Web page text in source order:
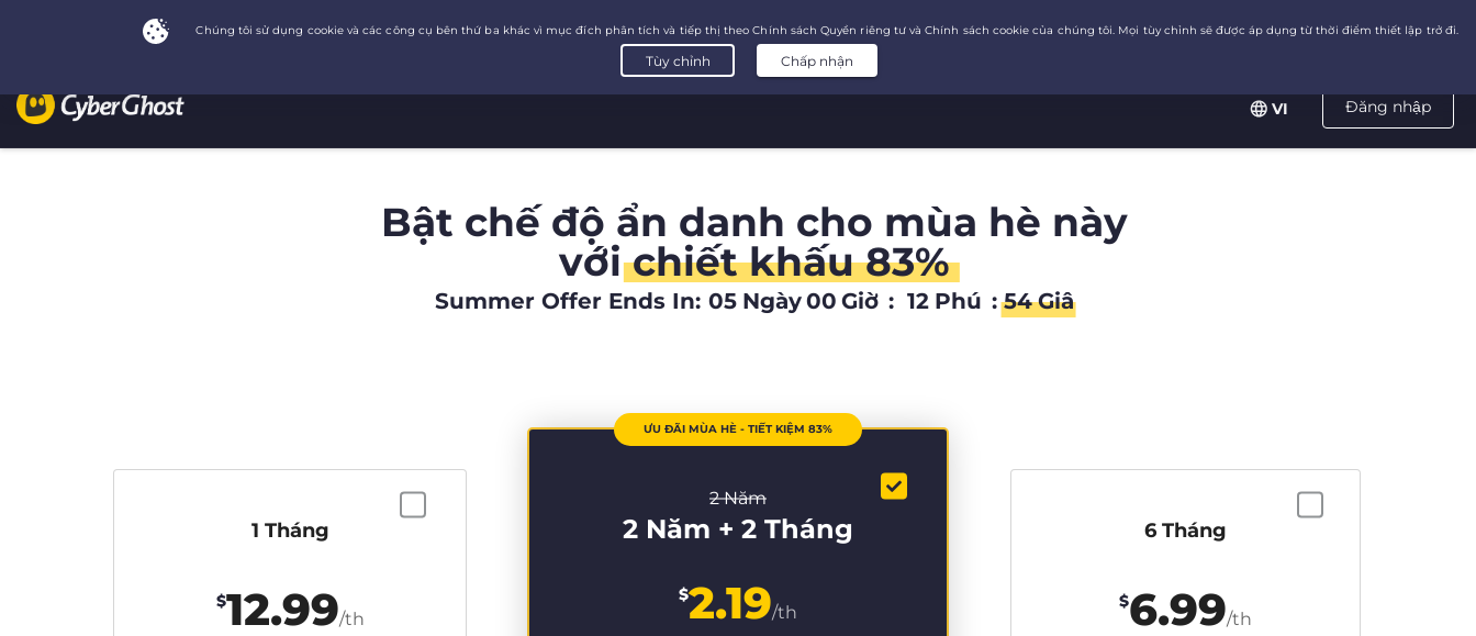
Đăng nhập
VI
Bật chế độ ẩn danh cho mùa hè này
vớichiết khấu 83%
Summer Offer Ends In: 05 Ngày00 Giờ : 12 Phú : 53 Giâ
ƯU ĐÃI MÙA HÈ - TIẾT KIỆM 83%
2 Năm
2 Năm + 2 Tháng
$2.19/th
6 Tháng
$6.99/th
1 Tháng
$12.99/th